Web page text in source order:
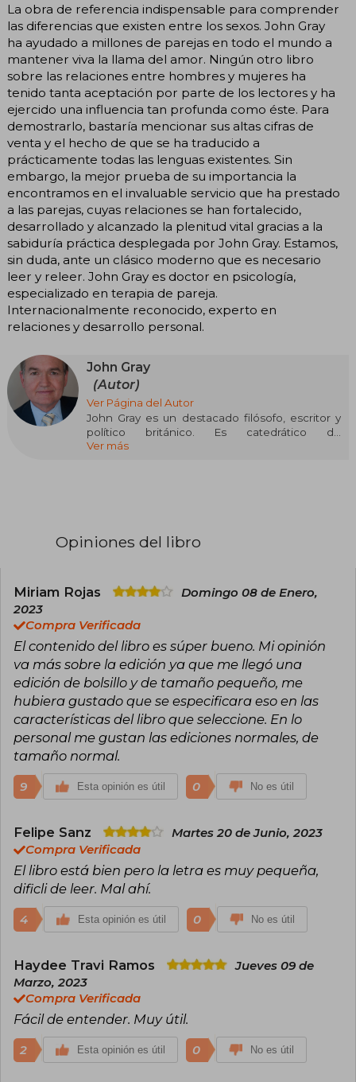
La obra de referencia indispensable para comprender
las diferencias que existen entre los sexos. John Gray
ha ayudado a millones de parejas en todo el mundo a
mantener viva la llama del amor. Ningún otro libro
sobre las relaciones entre hombres y mujeres ha
tenido tanta aceptación por parte de los lectores y ha
ejercido una influencia tan profunda como éste. Para
demostrarlo, bastaría mencionar sus altas cifras de
venta y el hecho de que se ha traducido a
prácticamente todas las lenguas existentes. Sin
embargo, la mejor prueba de su importancia la
encontramos en el invaluable servicio que ha prestado
a las parejas, cuyas relaciones se han fortalecido,
desarrollado y alcanzado la plenitud vital gracias a la
sabiduría práctica desplegada por John Gray. Estamos,
sin duda, ante un clásico moderno que es necesario
leer y releer. John Gray es doctor en psicología,
especializado en terapia de pareja.
Internacionalmente reconocido, experto en
relaciones y desarrollo personal.
John Gray
(Autor)
Ver Página del Autor
John Gray es un destacado filósofo, escritor y
político británico. Es catedrático de
pensamiento europeo en la London School of
político dividido entre derecha e izquierda ya no
Colabora regularmente con The Guardian, New
Ver más
Opiniones del libro
Miriam Rojas
Domingo 08 de Enero,
2023
Compra Verificada
El contenido del libro es súper bueno. Mi opinión
va más sobre la edición ya que me llegó una
edición de bolsillo y de tamaño pequeño, me
hubiera gustado que se especificara eso en las
características del libro que seleccione. En lo
personal me gustan las ediciones normales, de
tamaño normal.
9 Esta opinión es útil 0 No es útil
Felipe Sanz
Martes 20 de Junio, 2023
Compra Verificada
El libro está bien pero la letra es muy pequeña,
dificli de leer. Mal ahí.
4 Esta opinión es útil 0 No es útil
Haydee Travi Ramos
Jueves 09 de
Marzo, 2023
Compra Verificada
Fácil de entender. Muy útil.
2 Esta opinión es útil 0 No es útil